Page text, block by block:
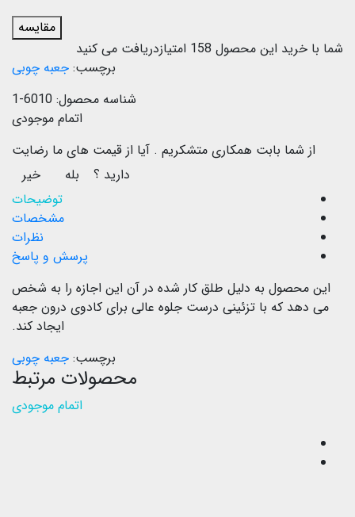
مقایسه
شما با خرید این محصول 158 امتیازدریافت می کنید
برچسب: جعبه چوبی
شناسه محصول: 6010-1
اتمام موجودی
از شما بابت همکاری متشکریم . آیا از قیمت های ما رضایت
دارید ؟
بله
خیر
توضیحات
مشخصات
نظرات
پرسش و پاسخ
این محصول به دلیل طلق کار شده در آن این اجازه را به شخص
می دهد که با تزئینی درست جلوه عالی برای کادوی درون جعبه
ایجاد کند.
برچسب: جعبه چوبی
محصولات مرتبط
اتمام موجودی